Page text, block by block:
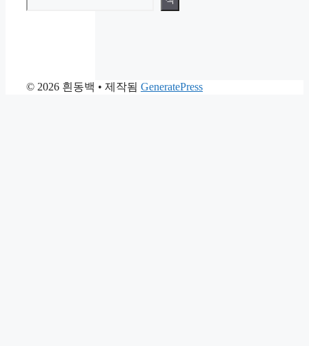
© 2026 흰동백 • 제작됨 GeneratePress